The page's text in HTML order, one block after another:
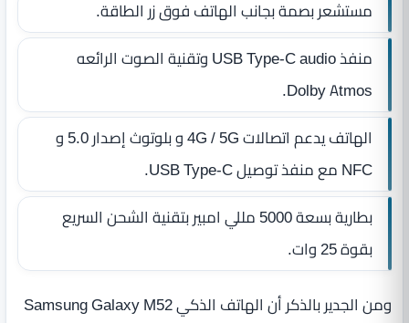
مستشعر بصمة بجانب الهاتف فوق زر الطاقة.
منفذ USB Type-C audio وتقنية الصوت الرائعه
Dolby Atmos.
الهاتف يدعم اتصالات 4G / 5G و بلوتوث إصدار 5.0 و
NFC مع منفذ توصيل USB Type-C.
بطارية بسعة 5000 مللي امبير بتقنية الشحن السريع
بقوة 25 وات.
ومن الجدير بالذكر أن الهاتف الذكي Samsung Galaxy M52